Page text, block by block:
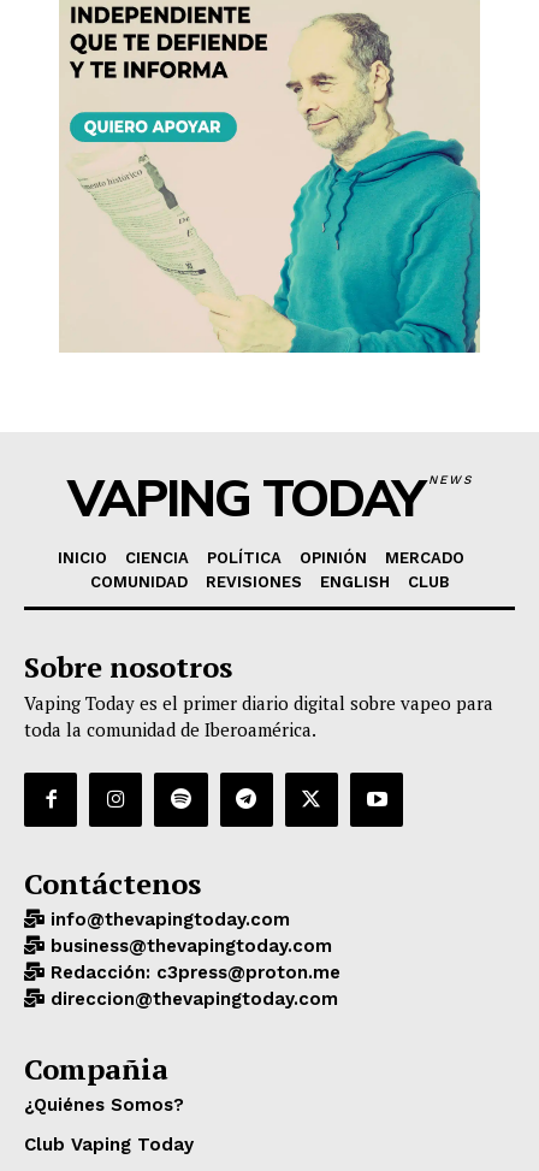
VAPING TODAYNEWS
INICIO CIENCIA POLÍTICA OPINIÓN
MERCADO
COMUNIDAD
REVISIONES ENGLISH CLUB
Sobre nosotros
Vaping Today es el primer diario digital sobre vapeo para
toda la comunidad de Iberoamérica.
Contáctenos
info@thevapingtoday.com
business@thevapingtoday.com
Redacción: c3press@proton.me
direccion@thevapingtoday.com
Compañia
¿Quiénes Somos?
Club Vaping Today